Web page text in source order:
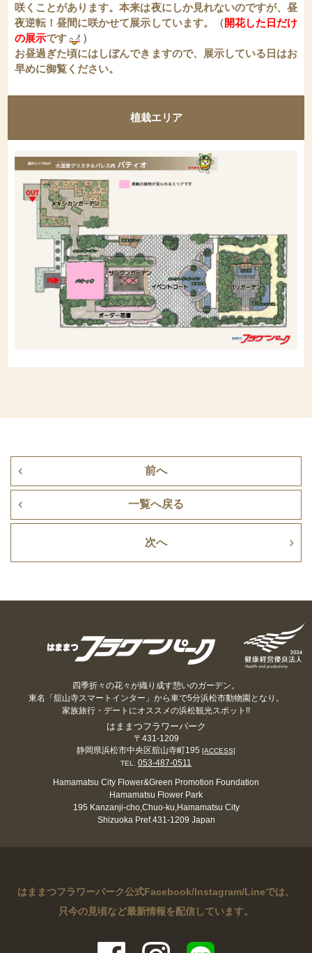
咲くことがあります。本来は夜にしか見れないのですが、昼
夜逆転！昼間に咲かせて展示しています。（開花した日だけ
の展示です
）
お昼過ぎた頃にはしぼんできますので、展示している日はお
早めに御覧ください。
植栽エリア
前へ
一覧へ戻る
次へ
四季折々の花々が織り成す憩いのガーデン。
東名「舘山寺スマートインター」から車で5分浜松市動物園となり。
家族旅行・デートにオススメの浜松観光スポット!!
はままつフラワーパーク
〒431-1209
静岡県浜松市中央区舘山寺町195 [ACCESS]
TEL.
053-487-0511
Hamamatsu City Flower&Green Promotion Foundation
Hamamatsu Flower Park
195 Kanzanji-cho,Chuo-ku,Hamamatsu City
Shizuoka Pref.431-1209 Japan
はままつフラワーパーク公式Facebook/Instagram/Lineでは、
只今の見頃など最新情報を配信しています。